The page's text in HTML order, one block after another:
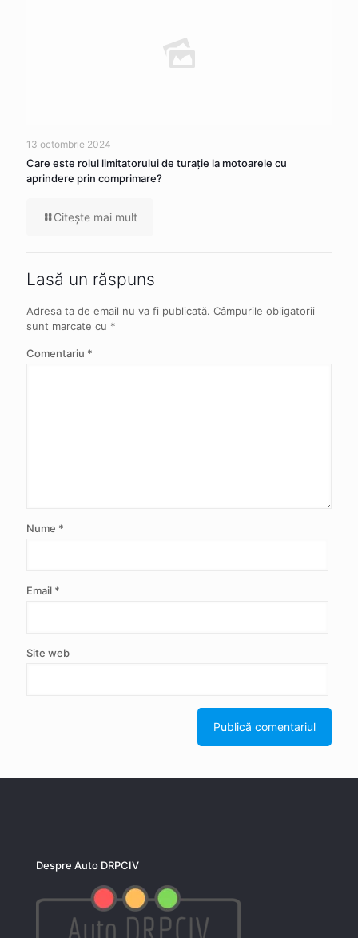
13 octombrie 2024
Care este rolul limitatorului de turație la motoarele cu
aprindere prin comprimare?
Citeşte mai mult
Lasă un răspuns
Adresa ta de email nu va fi publicată. Câmpurile obligatorii
sunt marcate cu *
Comentariu *
Nume *
Email *
Site web
Despre Auto DRPCIV